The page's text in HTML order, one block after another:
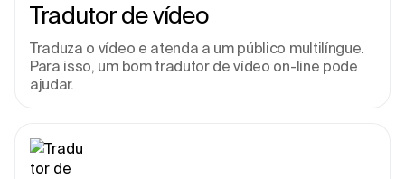
Tradutor de vídeo
Traduza o vídeo e atenda a um público multilíngue.
Para isso, um bom tradutor de vídeo on-line pode
ajudar.